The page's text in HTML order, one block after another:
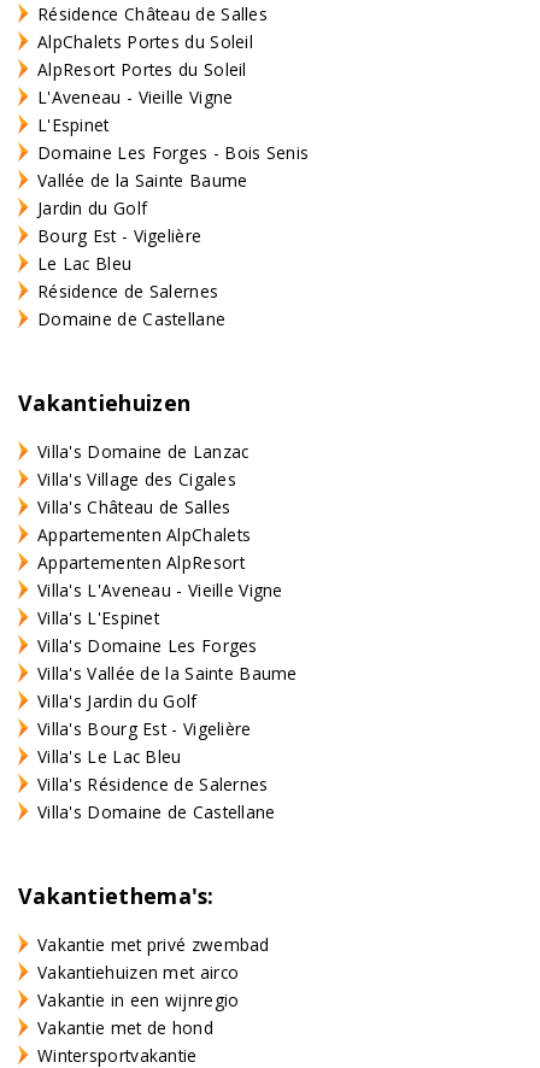
Résidence Château de Salles
AlpChalets Portes du Soleil
AlpResort Portes du Soleil
L'Aveneau - Vieille Vigne
L'Espinet
Domaine Les Forges - Bois Senis
Vallée de la Sainte Baume
Jardin du Golf
Bourg Est - Vigelière
Le Lac Bleu
Résidence de Salernes
Domaine de Castellane
Vakantiehuizen
Villa's Domaine de Lanzac
Villa's Village des Cigales
Villa's Château de Salles
Appartementen AlpChalets
Appartementen AlpResort
Villa's L'Aveneau - Vieille Vigne
Villa's L'Espinet
Villa's Domaine Les Forges
Villa's Vallée de la Sainte Baume
Villa's Jardin du Golf
Villa's Bourg Est - Vigelière
Villa's Le Lac Bleu
Villa's Résidence de Salernes
Villa's Domaine de Castellane
Vakantiethema's:
Vakantie met privé zwembad
Vakantiehuizen met airco
Vakantie in een wijnregio
Vakantie met de hond
Wintersportvakantie